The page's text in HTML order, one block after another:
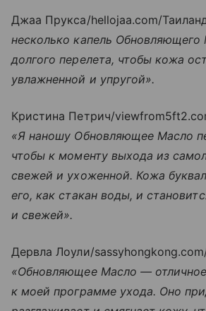
Джаа Прукса/hellojaa.com/
несколько капель
долгого перелета, чтобы кожа
увлажненной и упругой».
Кристина Петрич/
«Я наношу Обновляющее Масло
чтобы к моменту выхода из
свежей и ухоженной. Кожа
его, как стакан воды, и
и свежей».
Дервла Лоули/
«Обновляющее Масло —
к моей программе ухода. Оно